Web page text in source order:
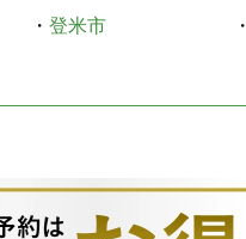
・ 登米市 ・